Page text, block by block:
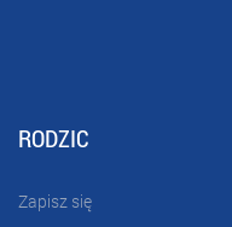
RODZIC
Zapisz się